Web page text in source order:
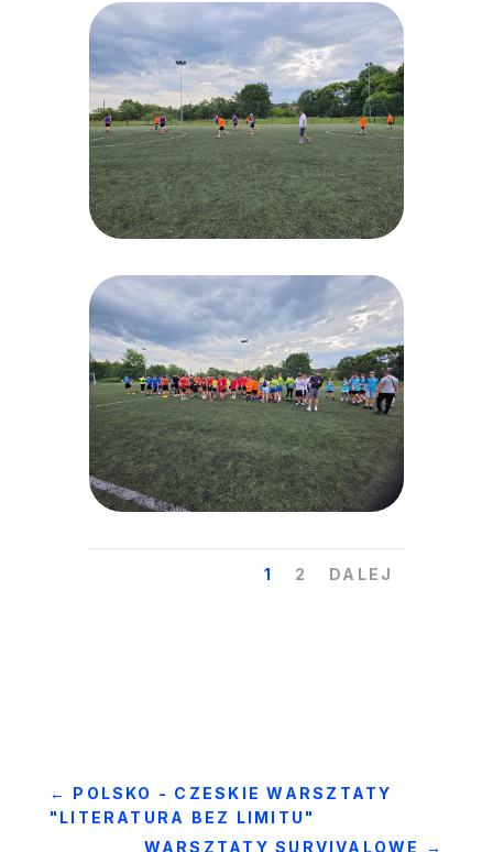
1 2 DALEJ
← POLSKO - CZESKIE WARSZTATY
"LITERATURA BEZ LIMITU"
WARSZTATY SURVIVALOWE
→